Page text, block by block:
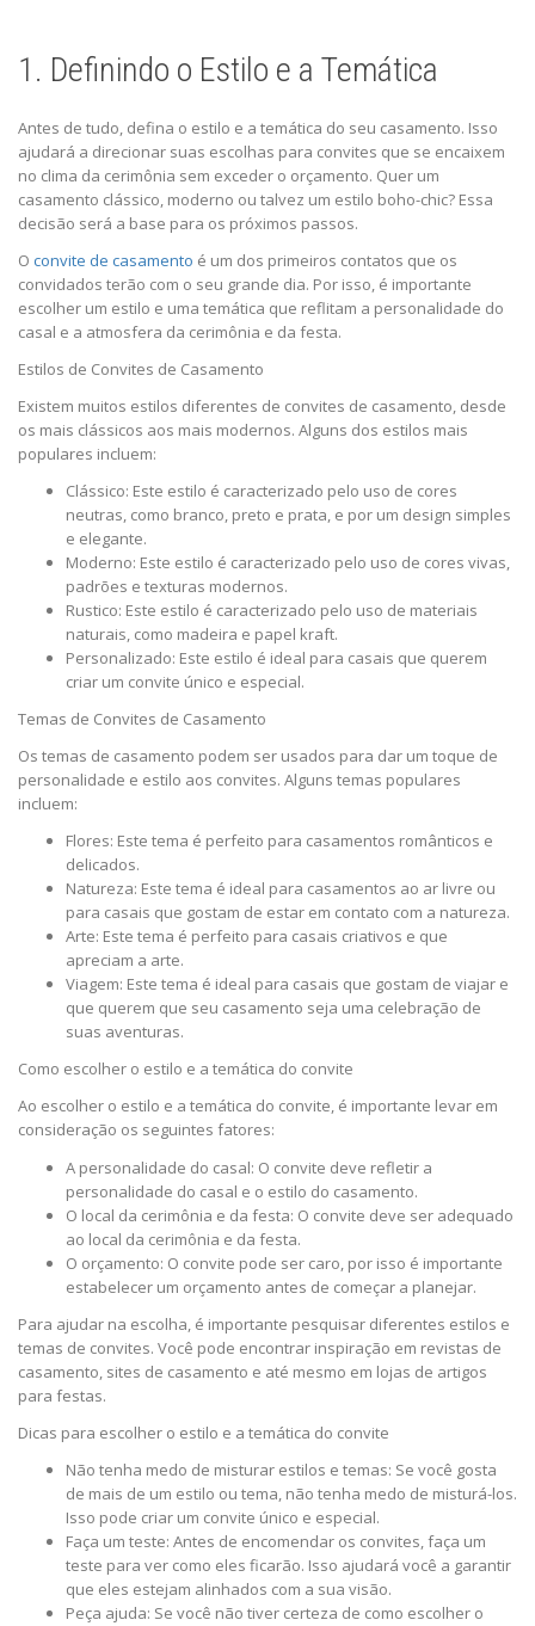
1. Definindo o Estilo e a Temática
Antes de tudo, defina o estilo e a temática do seu casamento. Isso
ajudará a direcionar suas escolhas para convites que se encaixem
no clima da cerimônia sem exceder o orçamento. Quer um
casamento clássico, moderno ou talvez um estilo boho-chic? Essa
decisão será a base para os próximos passos.
O convite de casamento é um dos primeiros contatos que os
convidados terão com o seu grande dia. Por isso, é importante
escolher um estilo e uma temática que reflitam a personalidade do
casal e a atmosfera da cerimônia e da festa.
Estilos de Convites de Casamento
Existem muitos estilos diferentes de convites de casamento, desde
os mais clássicos aos mais modernos. Alguns dos estilos mais
populares incluem:
Clássico: Este estilo é caracterizado pelo uso de cores
neutras, como branco, preto e prata, e por um design simples
e elegante.
Moderno: Este estilo é caracterizado pelo uso de cores vivas,
padrões e texturas modernos.
Rustico: Este estilo é caracterizado pelo uso de materiais
naturais, como madeira e papel kraft.
Personalizado: Este estilo é ideal para casais que querem
criar um convite único e especial.
Temas de Convites de Casamento
Os temas de casamento podem ser usados para dar um toque de
personalidade e estilo aos convites. Alguns temas populares
incluem:
Flores: Este tema é perfeito para casamentos românticos e
delicados.
Natureza: Este tema é ideal para casamentos ao ar livre ou
para casais que gostam de estar em contato com a natureza.
Arte: Este tema é perfeito para casais criativos e que
apreciam a arte.
Viagem: Este tema é ideal para casais que gostam de viajar e
que querem que seu casamento seja uma celebração de
suas aventuras.
Como escolher o estilo e a temática do convite
Ao escolher o estilo e a temática do convite, é importante levar em
consideração os seguintes fatores:
A personalidade do casal: O convite deve refletir a
personalidade do casal e o estilo do casamento.
O local da cerimônia e da festa: O convite deve ser adequado
ao local da cerimônia e da festa.
O orçamento: O convite pode ser caro, por isso é importante
estabelecer um orçamento antes de começar a planejar.
Para ajudar na escolha, é importante pesquisar diferentes estilos e
temas de convites. Você pode encontrar inspiração em revistas de
casamento, sites de casamento e até mesmo em lojas de artigos
para festas.
Dicas para escolher o estilo e a temática do convite
Não tenha medo de misturar estilos e temas: Se você gosta
de mais de um estilo ou tema, não tenha medo de misturá-los.
Isso pode criar um convite único e especial.
Faça um teste: Antes de encomendar os convites, faça um
teste para ver como eles ficarão. Isso ajudará você a garantir
que eles estejam alinhados com a sua visão.
Peça ajuda: Se você não tiver certeza de como escolher o